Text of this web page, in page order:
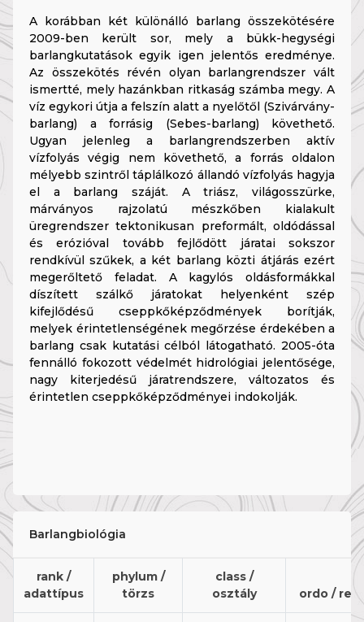
A korábban két különálló barlang összekötésére
2009-ben került sor, mely a bükk-hegységi
barlangkutatások egyik igen jelentős eredménye.
Az összekötés révén olyan barlangrendszer vált
ismertté, mely hazánkban ritkaság számba megy. A
víz egykori útja a felszín alatt a nyelőtől (Szivárvány-
barlang) a forrásig (Sebes-barlang) követhető.
Ugyan jelenleg a barlangrendszerben aktív
vízfolyás végig nem követhető, a forrás oldalon
mélyebb szintről táplálkozó állandó vízfolyás hagyja
el a barlang száját. A triász, világosszürke,
márványos rajzolatú mészkőben kialakult
üregrendszer tektonikusan preformált, oldódással
és erózióval tovább fejlődött járatai sokszor
rendkívül szűkek, a két barlang közti átjárás ezért
megerőltető feladat. A kagylós oldásformákkal
díszített szálkő járatokat helyenként szép
kifejlődésű cseppkőképződmények borítják,
melyek érintetlenségének megőrzése érdekében a
barlang csak kutatási célból látogatható. 2005-óta
fennálló fokozott védelmét hidrológiai jelentősége,
nagy kiterjedésű járatrendszere, változatos és
érintetlen cseppkőképződményei indokolják.
Barlangbiológia
rank /
adattípus
phylum /
törzs
class /
osztály
ordo /